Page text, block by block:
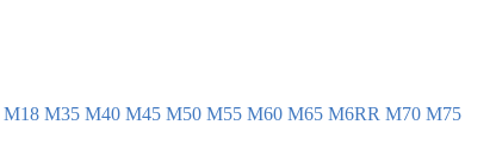
М18 М35 М40 М45 М50 М55 М60 М65 М6RR М70 М75